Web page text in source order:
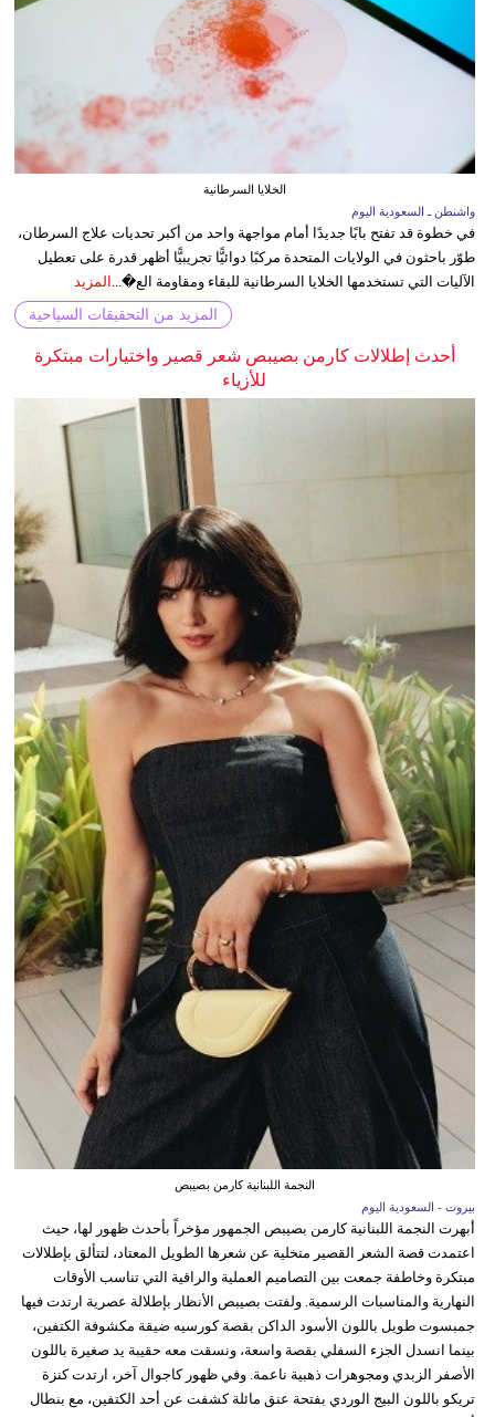
الخلايا السرطانية
واشنطن ـ السعودية اليوم
في خطوة قد تفتح بابًا جديدًا أمام مواجهة واحد من أكبر تحديات علاج السرطان،
طوّر باحثون في الولايات المتحدة مركبًا دوائيًّا تجريبيًّا أظهر قدرة على تعطيل
الآليات التي تستخدمها الخلايا السرطانية للبقاء ومقاومة الع�... المزيد
المزيد من التحقيقات السياحية
أحدث إطلالات كارمن بصيبص شعر قصير واختيارات مبتكرة
للأزياء
النجمة اللبنانية كارمن بصيبص
بيروت - السعودية اليوم
أبهرت النجمة اللبنانية كارمن بصيبص الجمهور مؤخراً بأحدث ظهور لها، حيث
اعتمدت قصة الشعر القصير متخلية عن شعرها الطويل المعتاد، لتتألق بإطلالات
مبتكرة وخاطفة جمعت بين التصاميم العملية والراقية التي تناسب الأوقات
النهارية والمناسبات الرسمية. ولفتت بصيبص الأنظار بإطلالة عصرية ارتدت فيها
جمبسوت طويل باللون الأسود الداكن بقصة كورسيه ضيقة مكشوفة الكتفين،
بينما انسدل الجزء السفلي بقصة واسعة، ونسقت معه حقيبة يد صغيرة باللون
الأصفر الزبدي ومجوهرات ذهبية ناعمة. وفي ظهور كاجوال آخر، ارتدت كنزة
تريكو باللون البيج الوردي بفتحة عنق مائلة كشفت عن أحد الكتفين، مع بنطال